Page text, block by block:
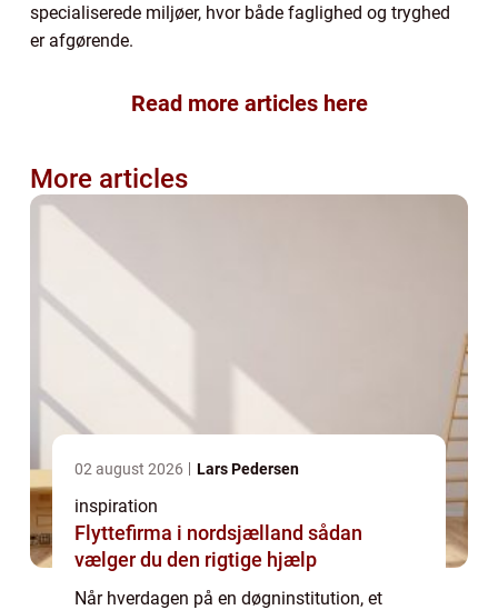
specialiserede miljøer, hvor både faglighed og tryghed
er afgørende.
Read more articles here
More articles
02 august 2026 Lars Pedersen
inspiration
Flyttefirma i nordsjælland sådan
vælger du den rigtige hjælp
Når hverdagen på en døgninstitution, et